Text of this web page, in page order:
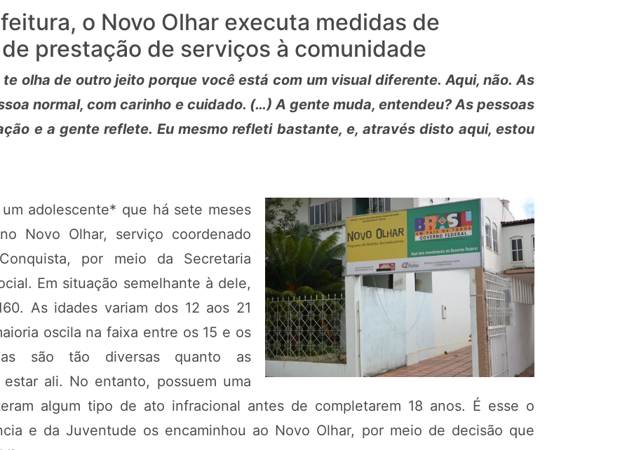
o Novo Olhar executa medidas de
prestação de serviços à comunidade
olha de outro jeito porque você está com um visual diferente. Aqui, não. As
normal, com carinho e cuidado. (…) A gente muda, entendeu? As pessoas
e a gente reflete. Eu mesmo refleti bastante, e, através disto aqui, estou
adolescente* que há sete meses
Novo Olhar, serviço coordenado
por meio da Secretaria
Em situação semelhante à dele,
As idades variam dos 12 aos 21
oscila na faixa entre os 15 e os
são tão diversas quanto as
ali. No entanto, possuem uma
algum tipo de ato infracional antes de completarem 18 anos. É esse o
e da Juventude os encaminhou ao Novo Olhar, por meio de decisão que